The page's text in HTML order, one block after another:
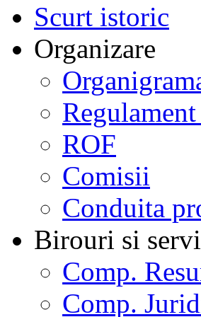
Scurt istoric
Organizare
ROF
Comisii
Conduita
Birouri si
Comp.
Comp.